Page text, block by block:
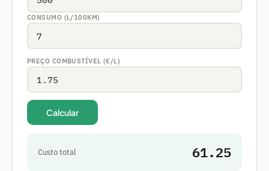
CONSUMO (L/100KM)
PREÇO COMBUSTÍVEL (€/L)
Calcular
Custo total 61.25